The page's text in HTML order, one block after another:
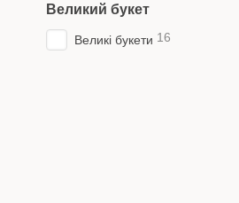
Великий букет
Великі букети 16